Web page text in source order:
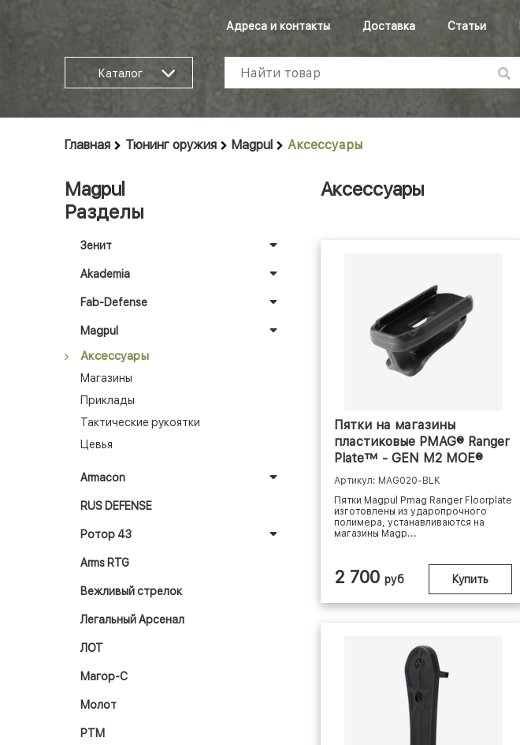
Адреса и контакты Доставка Статьи
Каталог
Главная Тюнинг оружия Magpul Аксессуары
Magpul
Разделы
Зенит
Akademia
Fab-Defense
Magpul
Аксессуары
Магазины
Приклады
Тактические рукоятки
Цевья
Armacon
RUS DEFENSE
Ротор 43
Arms RTG
Вежливый стрелок
Легальный Арсенал
ЛОТ
Магор-С
Молот
РТМ
Аксессуары
Пятки на магазины
пластиковые PMAG® Ranger
Plate™ - GEN M2 MOE®
5,56x45
Артикул: MAG020-BLK
Пятки Magpul Pmag Ranger Floorplate
изготовлены из ударопрочного
полимера, устанавливаются на
магазины Magp...
2 700 руб Купить